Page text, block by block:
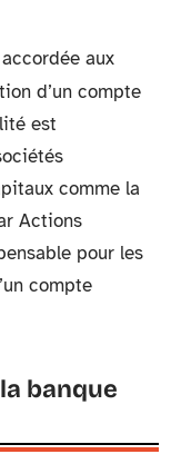
aux
d’un compte
est
comme la
Actions
pour les
compte
banque